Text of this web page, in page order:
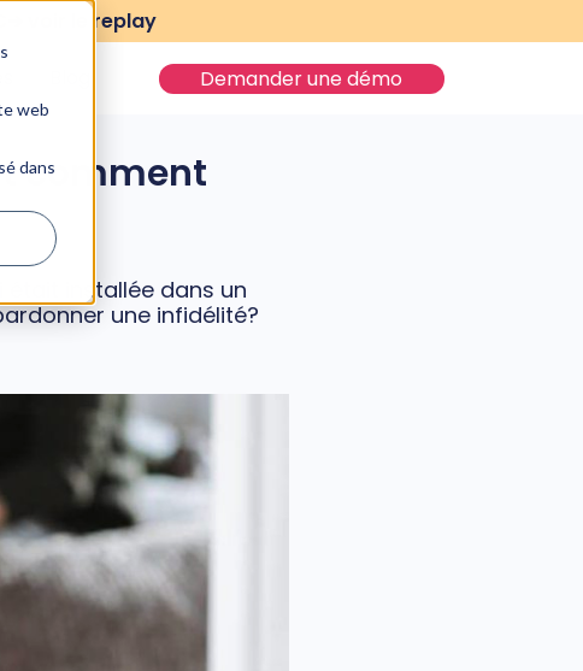
web
dans
voir le replay
Demander une démo
comment
était installée dans un
une infidélité?